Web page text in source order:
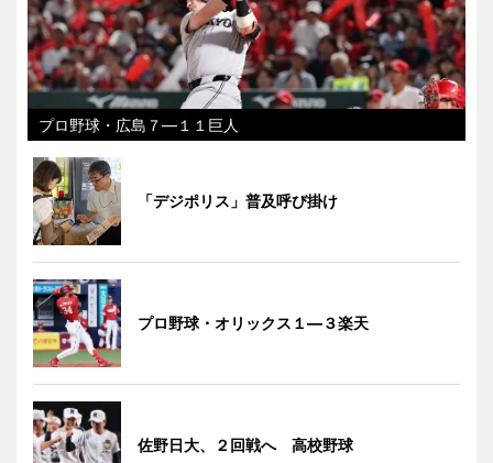
プロ野球・広島７―１１巨人
「デジポリス」普及呼び掛け
プロ野球・オリックス１―３楽天
佐野日大、２回戦へ 高校野球